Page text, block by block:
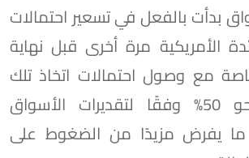
بدأت بالفعل في تسعير احتمالات
الأمريكية مرة أخرى قبل نهاية
مع وصول احتمالات اتخاذ تلك
الخطوة إلى نحو 50% وفقًا لتقديرات الأسواق
ما يفرض مزيدًا من الضغوط على